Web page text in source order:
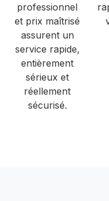
professionnel
et prix maîtrisé
assurent un
service rapide,
entièrement
sérieux et
réellement
sécurisé.